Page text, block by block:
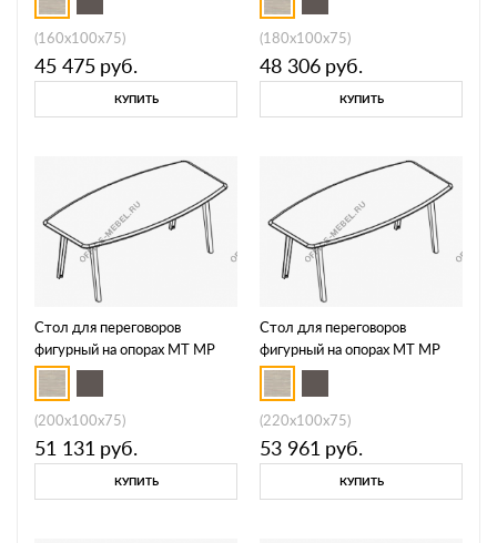
(160x100x75)
45 475 руб.
КУПИТЬ
(180x100x75)
48 306 руб.
КУПИТЬ
Стол для переговоров
фигурный на опорах МТ МР
Б1Б 143
(200x100x75)
51 131 руб.
КУПИТЬ
Стол для переговоров
фигурный на опорах МТ МР
Б1Б 144
(220x100x75)
53 961 руб.
КУПИТЬ